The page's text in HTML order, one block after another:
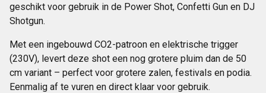
geschikt voor gebruik in de Power Shot, Confetti Gun en DJ
Shotgun.
Met een ingebouwd CO2-patroon en elektrische trigger
(230V), levert deze shot een nog grotere pluim dan de 50
cm variant – perfect voor grotere zalen, festivals en podia.
Eenmalig af te vuren en direct klaar voor gebruik.